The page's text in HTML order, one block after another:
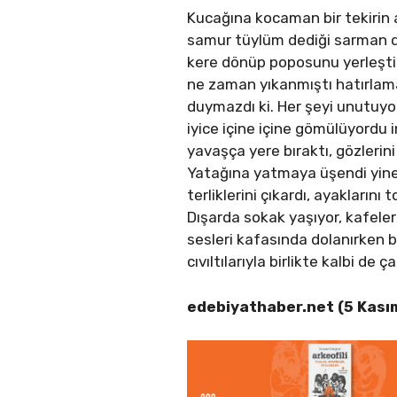
Kucağına kocaman bir tekirin
samur tüylüm dediği sarman
kere dönüp poposunu
ne zaman yıkanmıştı
duymazdı ki. Her şeyi
iyice içine içine gömülüyordu
yavaşça yere bıraktı,
Yatağına yatmaya üşendi
terliklerini çıkardı,
Dışarda sokak yaşıyor,
sesleri kafasında dolanırken
cıvıltılarıyla birlikte kalbi de
edebiyathaber.net (5